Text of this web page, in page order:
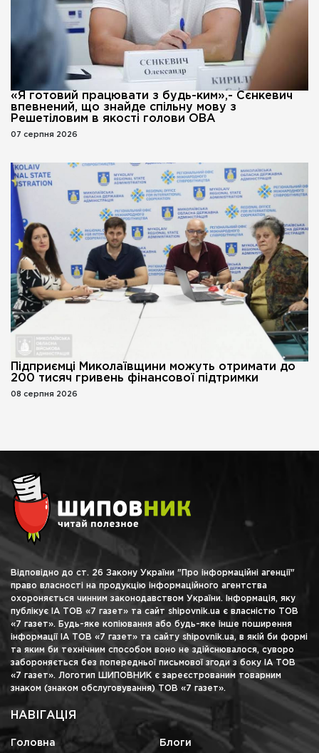
«Я готовий працювати з будь-ким»,- Сєнкевич
впевнений, що знайде спільну мову з
Решетіловим в якості голови ОВА
07 серпня 2026
Підприємці Миколаївщини можуть отримати до
200 тисяч гривень фінансової підтримки
08 серпня 2026
Відповідно до ст. 26 Закону України "Про інформаційні агенції"
право власності на продукцію інформаційного агентства
охороняється чинним законодавством України. Інформація, яку
публікує ІА ТОВ «7 газет» та сайт shipovnik.ua є власністю ТОВ
«7 газет». Будь-яке копіювання або будь-яке інше поширення
інформації ІА ТОВ «7 газет» та сайту shipovnik.ua, в якій би формі
та яким би технічним способом воно не здійснювалося, суворо
забороняється без попередньої письмової згоди з боку ІА ТОВ
«7 газет». Логотип ШИПОВНИК є зареєстрованим товарним
знаком (знаком обслуговування) ТОВ «7 газет».
НАВІГАЦІЯ
Головна Блоги